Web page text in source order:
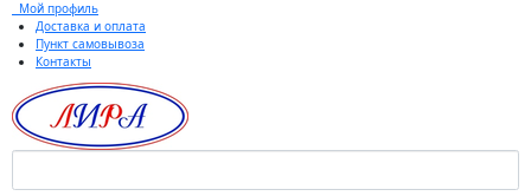
Мой профиль
Доставка и оплата
Пункт самовывоза
Контакты